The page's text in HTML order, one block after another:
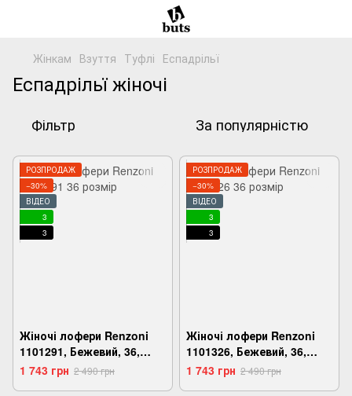
Жінкам Взуття Туфлі Еспадрільї
Еспадрільї жіночі
Фільтр За популярністю
РОЗПРОДАЖ
−30%
ВІДЕО
3
3
Жіночі лофери Renzoni
1101291, Бежевий, 36,
2999860756937
1 743 грн 2 490 грн
РОЗПРОДАЖ
−30%
ВІДЕО
3
3
Жіночі лофери Renzoni
1101326, Бежевий, 36,
2999860761849
1 743 грн 2 490 грн